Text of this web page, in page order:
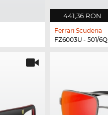
441,36 RON
Ferrari Scuderia
FZ6003U - 501/6Q